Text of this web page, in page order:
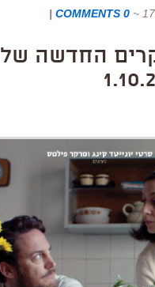
~
0 COMMENTS
|
החדשה של